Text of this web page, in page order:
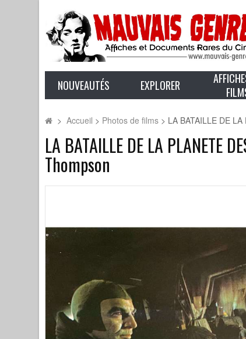
NOUVEAUTÉS EXPLORER
> Accueil > Photos de films > LA BATAILLE DE
LA BATAILLE DE LA PLANETE
Thompson